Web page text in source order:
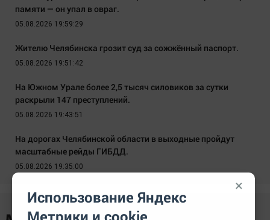
памяти — он упал в овраг.
05.08.2026 19:59:29
Жителю Челябинска грозит суд за сожжённый паспорт.
05.08.2026 19:51:42
На Южном Урале более 2,5 тысяч силовиков за сутки
раскрыли 147 преступлений.
05.08.2026 19:43:51
На дорогах Челябинской области в выходные пройдут
масштабные рейды ГИБДД.
05.08.2026 19:35:00
×
Использование Яндекс